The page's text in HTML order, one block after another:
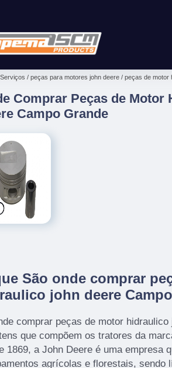
Serviços peças para motores john deere peças de motor
Comprar Peças de Motor
Campo Grande
São onde comprar
john deere
comprar peças de motor hidraulico
que compõem os tratores da
1869, a John Deere é uma empresa
agrícolas e florestais, sendo